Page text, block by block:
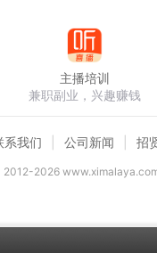
主播培训
兼职副业，兴趣赚钱
系我们 公司新闻 招
2012-2026